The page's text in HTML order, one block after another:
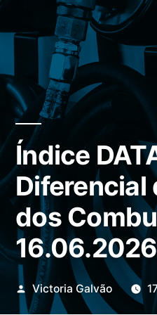
Índice
Diferencial
dos
16.06.2026
Publicado
por
Victoria Galvão